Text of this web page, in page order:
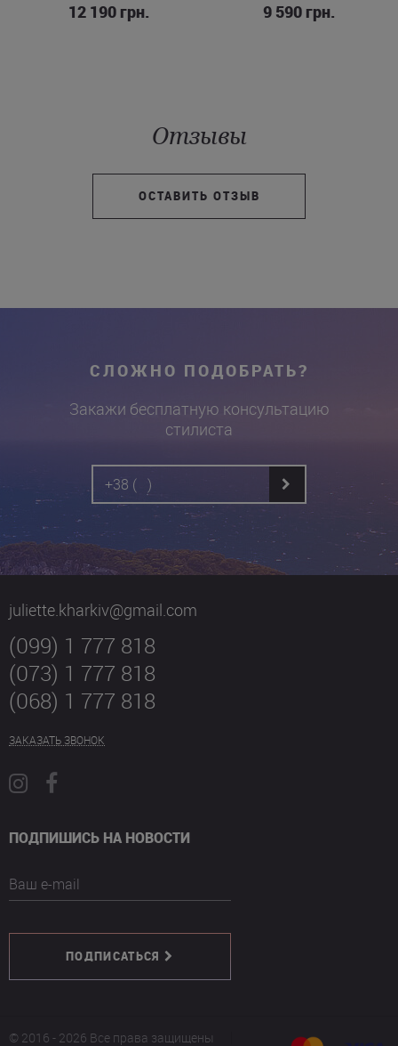
12 190 грн. 9 590 грн.
Отзывы
ОСТАВИТЬ ОТЗЫВ
СЛОЖНО ПОДОБРАТЬ?
Закажи бесплатную консультацию
стилиста
juliette.kharkiv@gmail.com
(099) 1 777 818
(073) 1 777 818
(068) 1 777 818
ЗАКАЗАТЬ ЗВОНОК
ПОДПИШИСЬ НА НОВОСТИ
Ваш e-mail
ПОДПИСАТЬСЯ
© 2016 - 2026 Все права защищены